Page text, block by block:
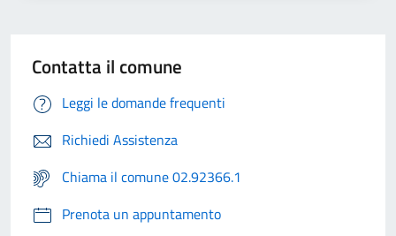
Contatta il comune
Leggi le domande frequenti
Richiedi Assistenza
Chiama il comune 02.92366.1
Prenota un appuntamento